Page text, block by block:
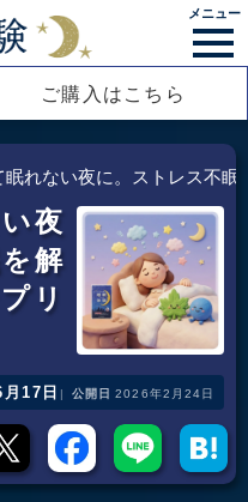
ご購入はこちら
メニュー
眠れない夜に。ストレス不
夜
解
リ
17日 公開日 2026年2月24日